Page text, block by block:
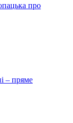
про
– пряме